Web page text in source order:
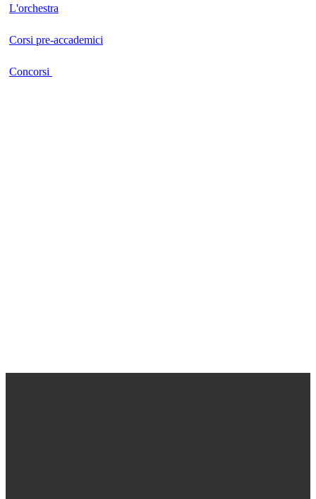
L'orchestra
Corsi pre-accademici
Concorsi